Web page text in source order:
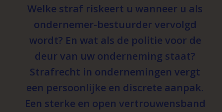
Welke straf riskeert u wanneer u als
ondernemer-bestuurder vervolgd
wordt? En wat als de politie voor de
deur van uw onderneming staat?
Strafrecht in ondernemingen vergt
een persoonlijke en discrete aanpak.
Een sterke en open vertrouwensband